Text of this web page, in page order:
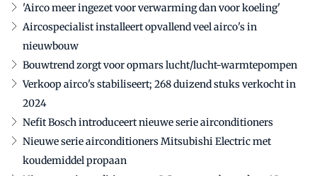
'Airco meer ingezet voor verwarming dan voor koeling'
Aircospecialist installeert opvallend veel airco's in
nieuwbouw
Bouwtrend zorgt voor opmars lucht/lucht-warmtepompen
Verkoop airco's stabiliseert; 268 duizend stuks verkocht in
2024
Nefit Bosch introduceert nieuwe serie airconditioners
Nieuwe serie airconditioners Mitsubishi Electric met
koudemiddel propaan